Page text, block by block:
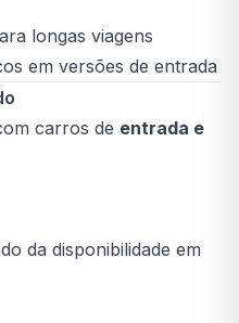
longas viagens
em versões de entrada
carros de entrada e
da disponibilidade em